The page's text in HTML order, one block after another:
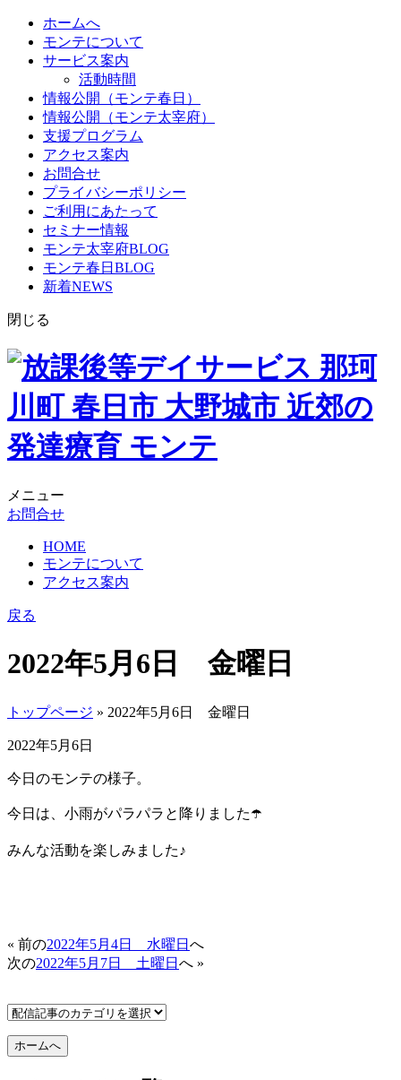
ホームへ
モンテについて
サービス案内
活動時間
情報公開（モンテ春日）
情報公開（モンテ太宰府）
支援プログラム
アクセス案内
お問合せ
プライバシーポリシー
ご利用にあたって
セミナー情報
モンテ太宰府BLOG
モンテ春日BLOG
新着NEWS
閉じる
メニュー
お問合せ
HOME
モンテについて
アクセス案内
戻る
2022年5月6日 金曜日
トップページ » 2022年5月6日 金曜日
2022年5月6日
今日のモンテの様子。
今日は、小雨がパラパラと降りました☂️
みんな活動を楽しみました♪
« 前の2022年5月4日 水曜日 へ
次の2022年5月7日 土曜日 へ »